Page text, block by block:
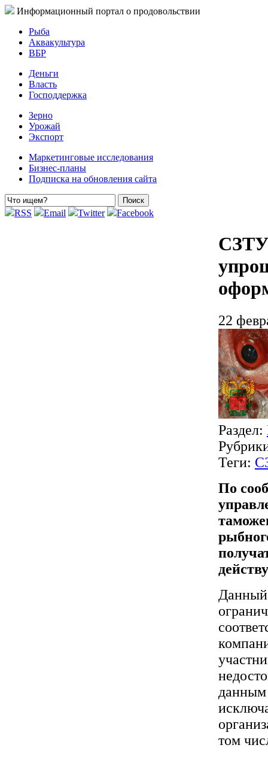
Информационный портал о продовольствии
Рыба
Аквакультура
ВБР
Деньги
Власть
Господдержка
Зерно
Урожай
Экспорт
Маркетинговые исследования
Бизнес-планы
Подписка на обновления сайта
RSS Email Twitter Facebook
22
Раздел:
Теги:
По
Данный
данным
том